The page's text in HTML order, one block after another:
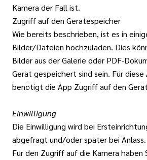
Kamera der Fall ist.
Zugriff auf den Gerätespeicher
Wie bereits beschrieben, ist es in
Bilder/Dateien hochzuladen. Dies
Bilder aus der Galerie oder PDF-
Gerät gespeichert sind sein. Für diese
benötigt die App Zugriff auf den
Einwilligung
Die Einwilligung wird bei
abgefragt und/oder später bei Anlass.
Für den Zugriff auf die Kamera haben